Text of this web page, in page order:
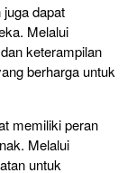
dapat
Melalui
keterampilan
berharga untuk
memiliki peran
Melalui
untuk